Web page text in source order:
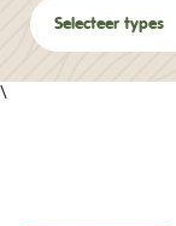
Selecteer types
\